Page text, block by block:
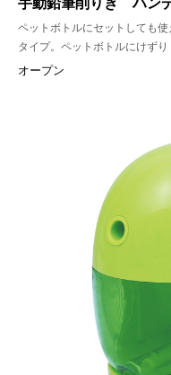
ペットボトルにセットしても
タイプ。ペットボトルにけず
オープン